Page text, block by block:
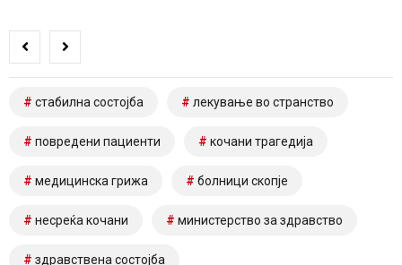
стабилна состојба лекување во странство
повредени пациенти кочани трагедија
медицинска грижа болници скопје
несреќа кочани министерство за здравство
здравствена состојба